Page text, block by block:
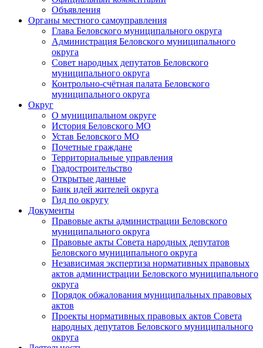
Объявления
Органы местного самоуправления
Глава Беловского муниципального округа
Администрация Беловского муниципального
округа
Совет народных депутатов Беловского
муниципального округа
Контрольно-счётная палата Беловского
муниципального округа
Округ
О муниципальном округе
История Беловского МО
Устав Беловского МО
Почетные граждане
Территориальные управления
Градостроительство
Открытые данные
Банк идей жителей округа
Гид по округу
Документы
Правовые акты администрации Беловского
муниципального округа
Правовые акты Совета народных депутатов
Беловского муниципального округа
Независимая экспертиза нормативных правовых
актов администрации Беловского муниципального
округа
Порядок обжалования муниципальных правовых
актов
Проекты нормативных правовых актов Совета
народных депутатов Беловского муниципального
округа